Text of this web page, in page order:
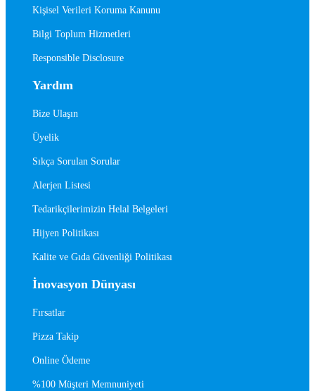
Kişisel Verileri Koruma Kanunu
Bilgi Toplum Hizmetleri
Responsible Disclosure
Yardım
Bize Ulaşın
Üyelik
Sıkça Sorulan Sorular
Alerjen Listesi
Tedarikçilerimizin Helal Belgeleri
Hijyen Politikası
Kalite ve Gıda Güvenliği Politikası
İnovasyon Dünyası
Fırsatlar
Pizza Takip
Online Ödeme
%100 Müşteri Memnuniyeti